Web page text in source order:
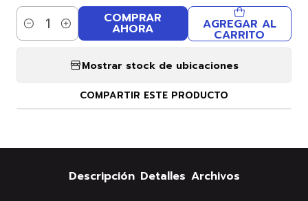
Cantidad AGREGAR AL
CARRITO
COMPRAR
AHORA
Mostrar stock de ubicaciones
COMPARTIR ESTE PRODUCTO
Descripción Detalles Archivos